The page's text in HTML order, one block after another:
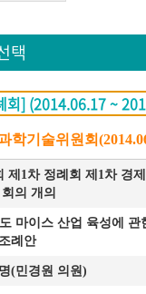
택
회] (2014.06.17 ~
학기술위원회
제1차 정례회 제1차 경
의 개의
마이스 산업 육성에 관
례안
(민경원 의원)